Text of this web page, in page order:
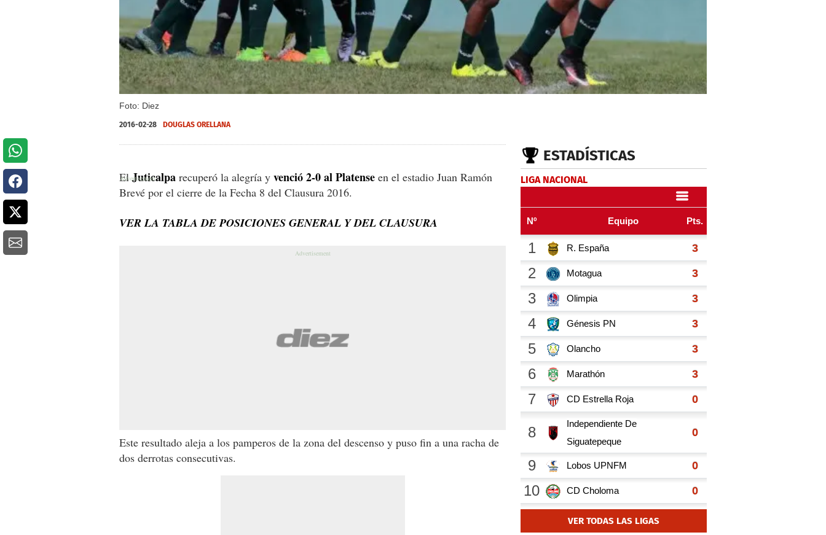
Foto: Diez
2016-02-28 DOUGLAS ORELLANA
ElJuticalpa recuperó la alegría y venció 2-0 al Platense en el estadio Juan Ramón
Brevé por el cierre de la Fecha 8 del Clausura 2016.
VER LA TABLA DE POSICIONES GENERAL Y DEL CLAUSURA
Este resultado aleja a los pamperos de la zona del descenso y puso fin a una racha de
dos derrotas consecutivas.
ESTADÍSTICAS
LIGA NACIONAL
VER TODAS LAS LIGAS